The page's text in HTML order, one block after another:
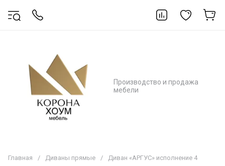
Производство и продажа
мебели
Главная / Диваны прямые / Диван «АРГУС» исполнение 4